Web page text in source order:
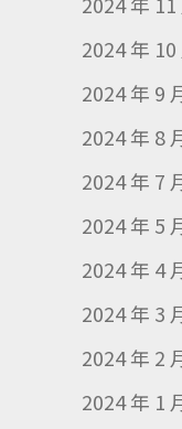
2024 年 10
2024 年 9
2024 年 8
2024 年 7
2024 年 5
2024 年 4
2024 年 3
2024 年 2
2024 年 1